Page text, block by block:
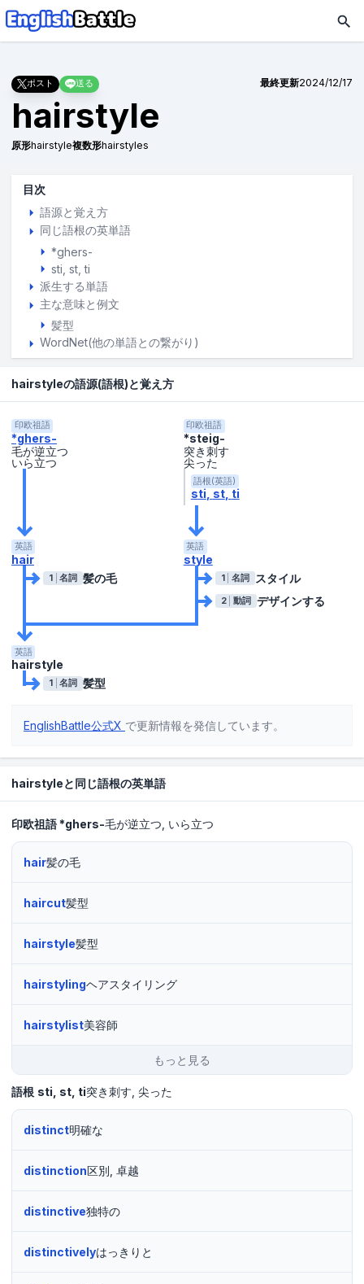
ポスト 送る 最終更新2024/12/17
hairstyle
原形hairstyle複数形hairstyles
目次
語源と覚え方
同じ語根の英単語
*ghers-
sti st ti
派生する単語
主な意味と例文
髪型
WordNet(他の単語との繋がり)
hairstyleの語源(語根)と覚え方
印欧祖語
*ghers-
毛が逆立つ
いら立つ
印欧祖語
*steig-
突き刺す
尖った
語根(英語)
sti st ti
英語
hair
1 名詞 髪の毛
英語
style
1 名詞 スタイル
2 動詞 デザインする
英語
hairstyle
1 名詞 髪型
EnglishBattle公式X で更新情報を発信しています。
hairstyleと同じ語根の英単語
印欧祖語*ghers-毛が逆立つ いら立つ
hair髪の毛
haircut髪型
hairstyle髪型
hairstylingヘアスタイリング
hairstylist美容師
もっと見る
語根 sti st ti突き刺す 尖った
distinct明確な
distinction区別, 卓越
distinctive独特の
distinctivelyはっきりと